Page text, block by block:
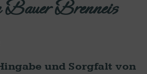
und Sorgfalt von